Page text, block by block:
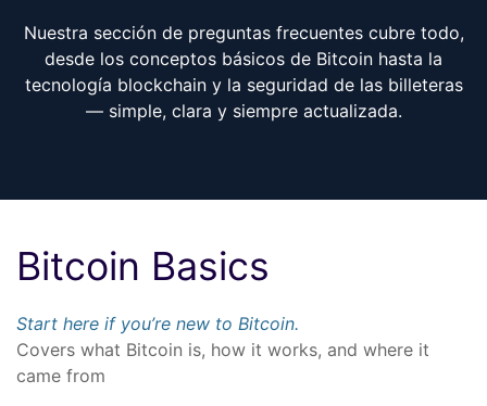
Nuestra sección de preguntas frecuentes cubre todo,
desde los conceptos básicos de Bitcoin hasta la
tecnología blockchain y la seguridad de las billeteras
— simple, clara y siempre actualizada.
Bitcoin Basics
Start here if you’re new to Bitcoin.
Covers what Bitcoin is, how it works, and where it
came from